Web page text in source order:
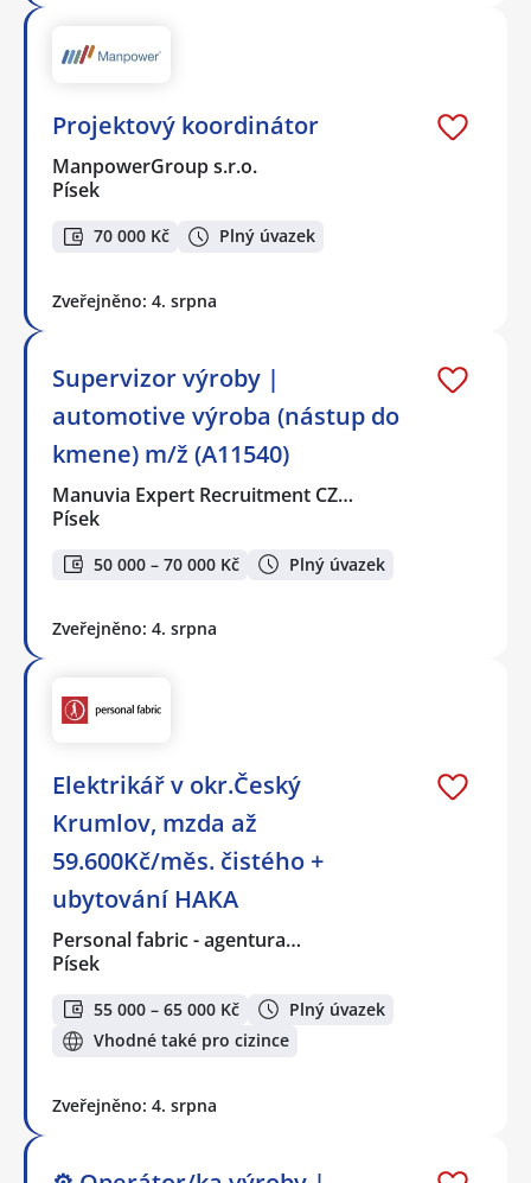
Projektový koordinátor
ManpowerGroup s.r.o.
Písek
70 000 Kč Plný úvazek
Zveřejněno: 4. srpna
Supervizor výroby |
automotive výroba (nástup do
kmene) m/ž (A11540)
Manuvia Expert Recruitment CZ…
Písek
50 000 – 70 000 Kč Plný úvazek
Zveřejněno: 4. srpna
Elektrikář v okr.Český
Krumlov, mzda až
59.600Kč/měs. čistého +
ubytování HAKA
Personal fabric - agentura…
Písek
55 000 – 65 000 Kč
Plný úvazek
Vhodné také pro cizince
Zveřejněno: 4. srpna